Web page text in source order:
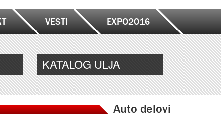
VESTI EXPO2016
KATALOG ULJA
Auto delovi